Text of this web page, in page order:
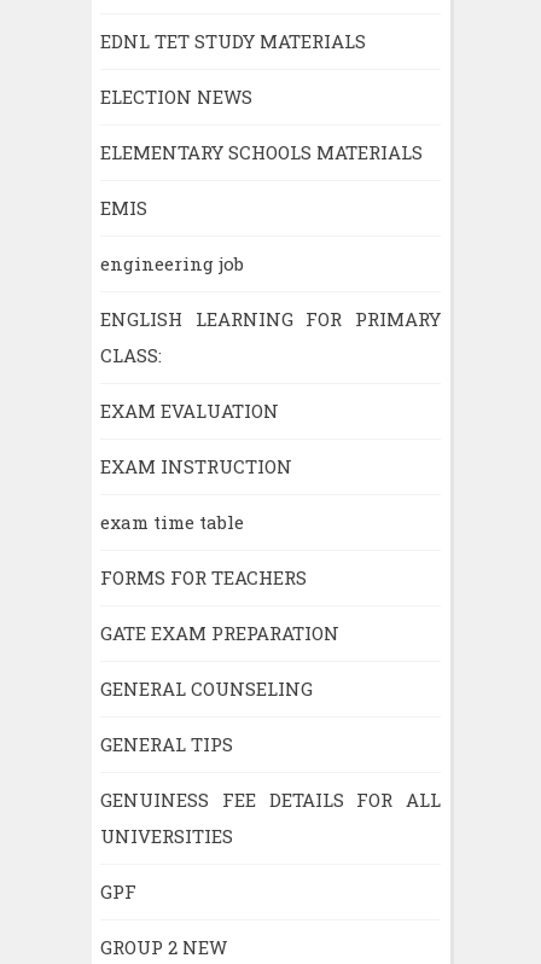
EDNL TET STUDY MATERIALS
ELECTION NEWS
ELEMENTARY SCHOOLS MATERIALS
EMIS
engineering job
ENGLISH LEARNING FOR PRIMARY
CLASS:
EXAM EVALUATION
EXAM INSTRUCTION
exam time table
FORMS FOR TEACHERS
GATE EXAM PREPARATION
GENERAL COUNSELING
GENERAL TIPS
GENUINESS FEE DETAILS FOR ALL
UNIVERSITIES
GPF
GROUP 2 NEW